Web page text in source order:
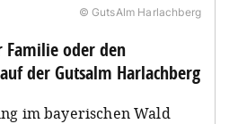
© GutsAlm Harlachberg
oder den
der Gutsalm Harlachberg
im bayerischen Wald